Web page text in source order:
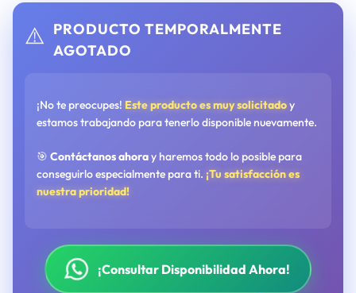
⚠️ PRODUCTO TEMPORALMENTE
AGOTADO
¡No te preocupes! Este producto es muy solicitadoy
estamos trabajando para tenerlo disponible nuevamente.
🎯 Contáctanos ahoray haremos todo lo posible para
conseguirlo especialmente para ti. ¡Tu satisfacción es
nuestra prioridad!
¡Consultar Disponibilidad Ahora!